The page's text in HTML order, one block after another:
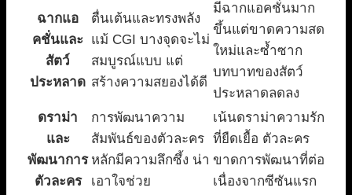
ฉากแอ
คชั่นและ
สัตว์
ประหลาด
ตื่นเต้นและทรงพลัง
แม้ CGI บางจุดจะไม่
สมบูรณ์แบบ แต่
สร้างความสยองได้ดี
มีฉากแอคชั่นมาก
ขึ้นแต่ขาดความสด
ใหม่และซ้ำซาก
บทบาทของสัตว์
ประหลาดลดลง
ดราม่า
และ
พัฒนาการ
ตัวละคร
การพัฒนาความ
สัมพันธ์ของตัวละคร
หลักมีความลึกซึ้ง น่า
เอาใจช่วย
เน้นดราม่าความรัก
ที่ยืดเยื้อ ตัวละคร
ขาดการพัฒนาที่ต่อ
เนื่องจากซีซันแรก